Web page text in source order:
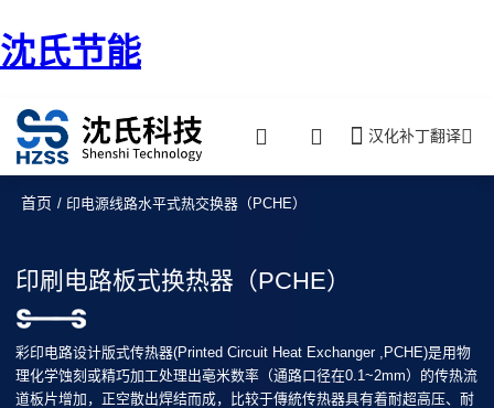
沈氏节能
汉化补丁翻译
首页 / 印电源线路水平式热交换器（PCHE）
印刷电路板式换热器（PCHE）
彩印电路设计版式传热器(Printed Circuit Heat Exchanger ,PCHE)是用物
理化学蚀刻或精巧加工处理出亳米数率（通路口径在0.1~2mm）的传热流
道板片增加，正空散出焊结而成，比较于傳統传热器具有着耐超高压、耐